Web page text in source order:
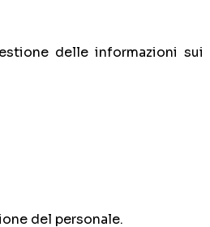
delle informazioni sui
del personale.